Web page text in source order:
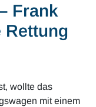
Frank
Rettung
wollte das
mit einem